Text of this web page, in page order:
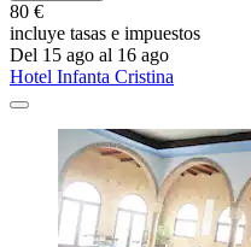
80 €
incluye tasas e impuestos
Del 15 ago al 16 ago
Hotel Infanta Cristina